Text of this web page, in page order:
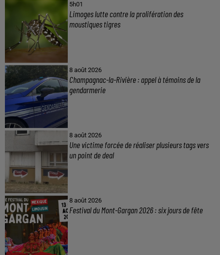
5h01
Limoges lutte contre la prolifération des
moustiques tigres
8 août 2026
Champagnac-la-Rivière : appel à témoins de la
gendarmerie
8 août 2026
Une victime forcée de réaliser plusieurs tags vers
un point de deal
8 août 2026
Festival du Mont-Gargan 2026 : six jours de fête